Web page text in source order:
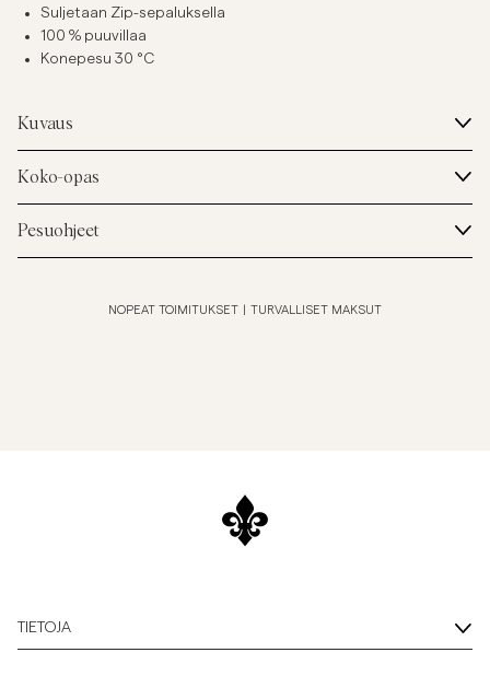
Suljetaan Zip-sepaluksella
100 % puuvillaa
Konepesu 30 °C
Kuvaus
Koko-opas
Pesuohjeet
NOPEAT TOIMITUKSET TURVALLISET MAKSUT
TIETOJA